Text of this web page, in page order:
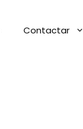
Contactar